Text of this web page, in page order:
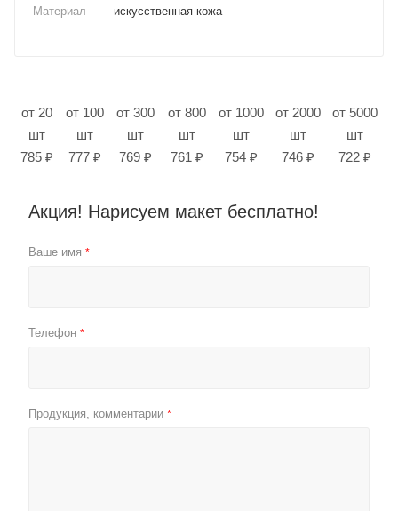
Материал
— искусственная кожа
от 20
шт
785 ₽
от 100
шт
777 ₽
от 300
шт
769 ₽
от 800
шт
761 ₽
от 1000
шт
754 ₽
от 2000
шт
746 ₽
от 5000
шт
722 ₽
Акция! Нарисуем макет бесплатно!
Ваше имя *
Телефон *
Продукция, комментарии *